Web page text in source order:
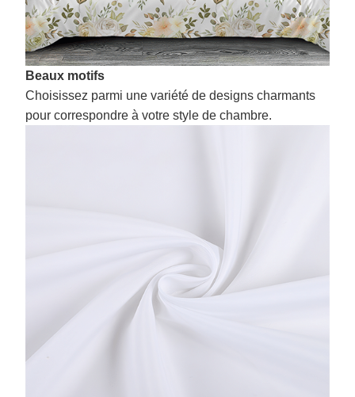
Beaux motifs
Choisissez parmi une variété de designs charmants
pour correspondre à votre style de chambre.